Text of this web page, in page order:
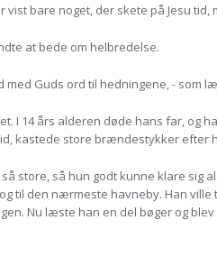
bare noget, der skete på Jesu tid,
at bede om helbredelse.
Guds ord til hedningene, - som
I 14 års alderen døde hans far,
kastede store brændestykker efter
store, så hun godt kunne klare
til den nærmeste havneby. Han
Nu læste han en del bøger og